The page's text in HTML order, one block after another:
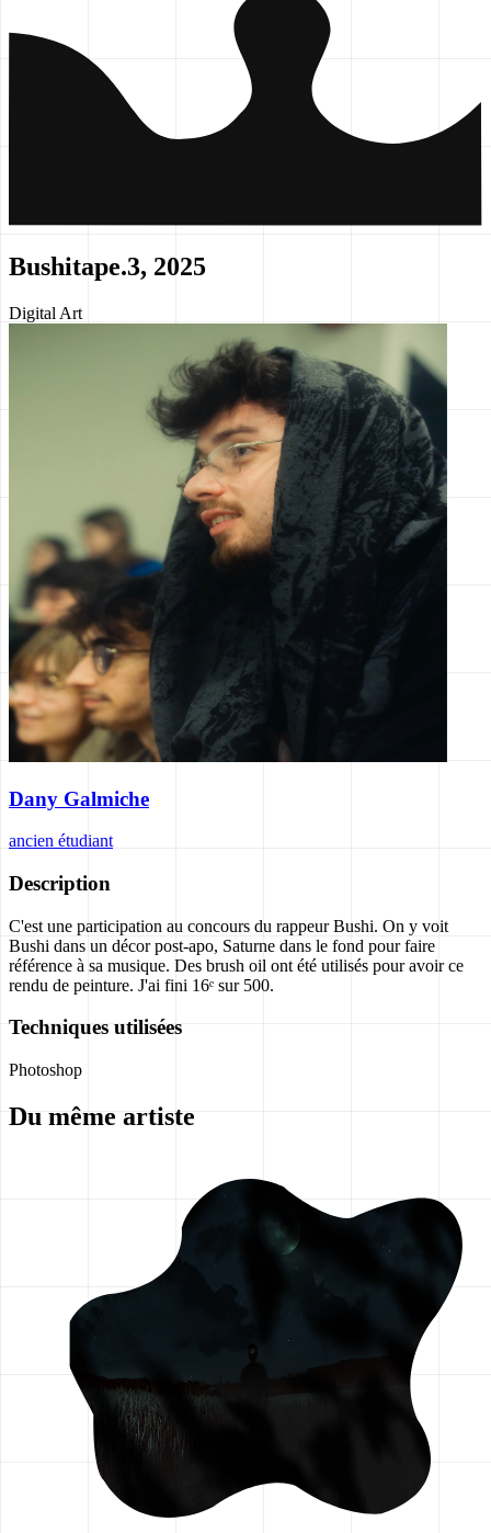
Bushitape.3, 2025
Digital Art
Dany Galmiche
ancien étudiant
Description
C'est une participation au concours du rappeur Bushi. On y voit
Bushi dans un décor post-apo, Saturne dans le fond pour faire
référence à sa musique. Des brush oil ont été utilisés pour avoir ce
rendu de peinture. J'ai fini 16ᵉ sur 500.
Techniques utilisées
Photoshop
Du même artiste